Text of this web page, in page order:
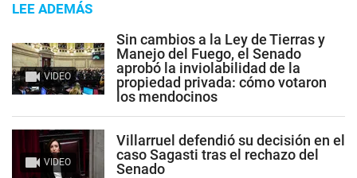
LEE ADEMÁS
VIDEO
Sin cambios a la Ley de Tierras y
Manejo del Fuego, el Senado
aprobó la inviolabilidad de la
propiedad privada: cómo votaron
los mendocinos
VIDEO
Villarruel defendió su decisión en el
caso Sagasti tras el rechazo del
Senado